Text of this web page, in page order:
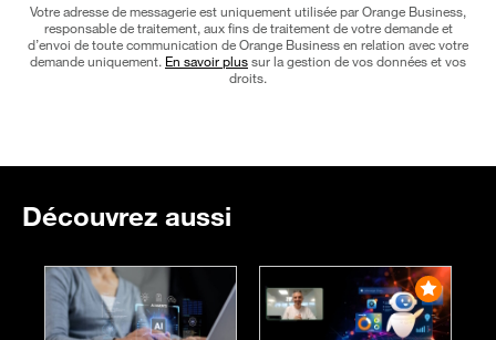
Votre adresse de messagerie est uniquement utilisée par Orange Business,
responsable de traitement, aux fins de traitement de votre demande et
d’envoi de toute communication de Orange Business en relation avec votre
demande uniquement. En savoir plussur la gestion de vos données et vos
droits.
Découvrez aussi